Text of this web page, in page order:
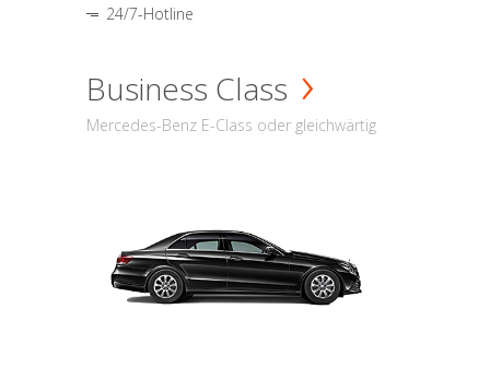
24/7-Hotline
Business Class
Mercedes-Benz E-Class oder gleichwärtig